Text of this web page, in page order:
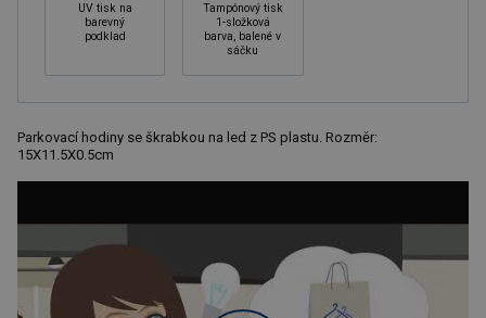
UV tisk na
barevný
podklad
Tampónový tisk
1-složková
barva, balené v
sáčku
Parkovací hodiny se škrabkou na led z PS plastu. Rozměr:
15X11.5X0.5cm